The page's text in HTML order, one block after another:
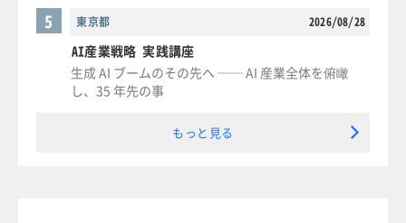
東京都 2026/08/28
5
AI産業戦略 実践講座
生成 AI ブームのその先へ ── AI 産業全体を俯瞰
し、35 年先の事
もっと見る